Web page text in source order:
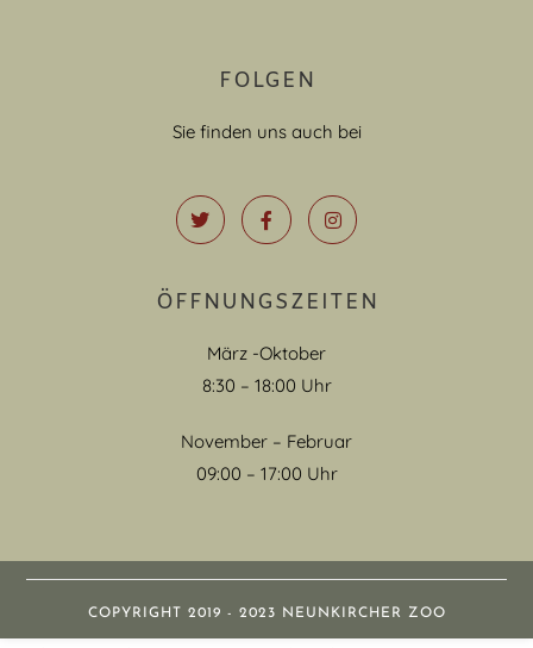
FOLGEN
Sie finden uns auch bei
ÖFFNUNGSZEITEN
März -Oktober
8:30 – 18:00 Uhr
November – Februar
09:00 – 17:00 Uhr
COPYRIGHT 2019 - 2023 NEUNKIRCHER ZOO